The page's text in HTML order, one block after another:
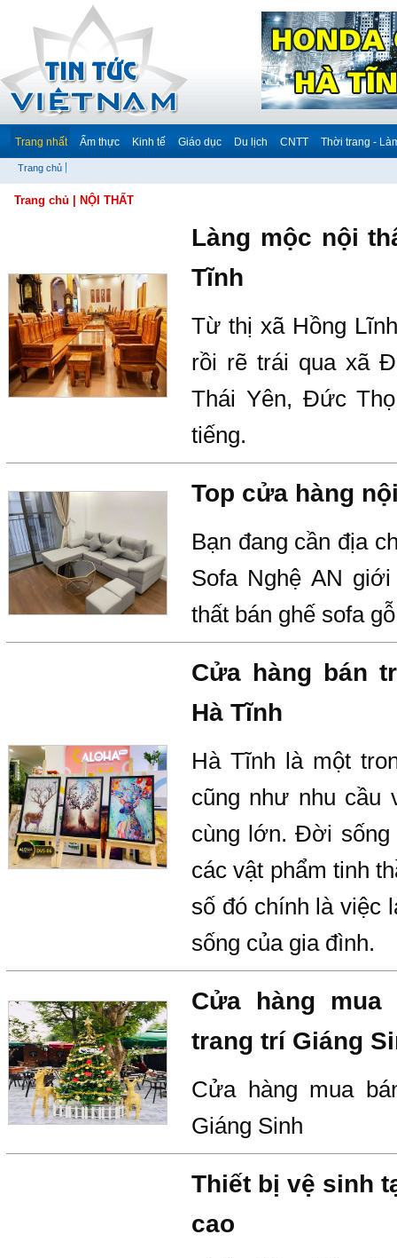
Trang nhất Ẩm thực Kinh tế Giáo dục Du lịch CNTT Thời trang -
Trang chủ
Trang chủ | NỘI THẤT
Làng mộc nội
Tĩnh
Từ thị xã Hồng
rồi rẽ trái qua xã
Thái Yên, Đức
tiếng.
Top cửa hàng
Bạn đang cần địa
Sofa Nghệ AN
thất bán ghế sofa
Cửa hàng bán
Hà Tĩnh
Hà Tĩnh là một
cũng như nhu cầu
cùng lớn. Đời sống
các vật phẩm tinh
số đó chính là việc
sống của gia đình.
Cửa hàng
trang trí Giáng
Cửa hàng mua
Giáng Sinh
Thiết bị vệ sinh
cao